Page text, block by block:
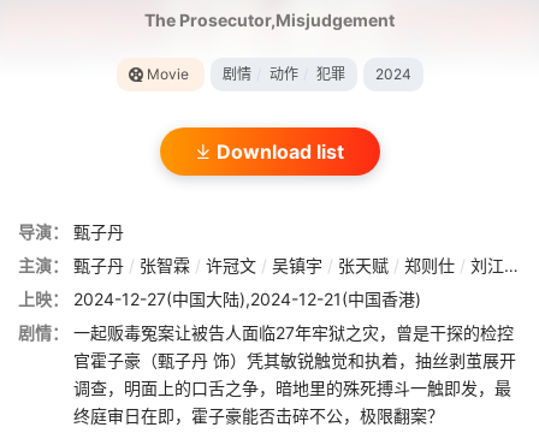
The Prosecutor,Misjudgement
Movie 剧情 动作 犯罪 2024
Download list
导演：
甄子丹
主演：
甄子丹 / 张智霖 / 许冠文 / 吴镇宇 / 张天赋 / 郑则仕 / 刘江 /
上映：
2024-12-27(中国大陆),2024-12-21(中国香港)
剧情：
一起贩毒冤案让被告人面临27年牢狱之灾，曾是干探的检控
官霍子豪（甄子丹 饰）凭其敏锐触觉和执着，抽丝剥茧展开
调查，明面上的口舌之争，暗地里的殊死搏斗一触即发，最
终庭审日在即，霍子豪能否击碎不公，极限翻案？